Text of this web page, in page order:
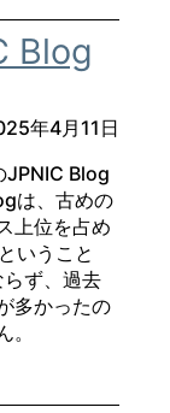
Blog
年4月11日
Blog
は、古めの
上位を占め
いうこと
ず、過去
多かったの